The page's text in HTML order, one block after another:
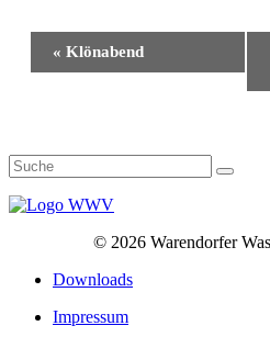
Veranstaltung-
Navigation
« Klönabend
© 2026 Warendorfer
Downloads
Impressum